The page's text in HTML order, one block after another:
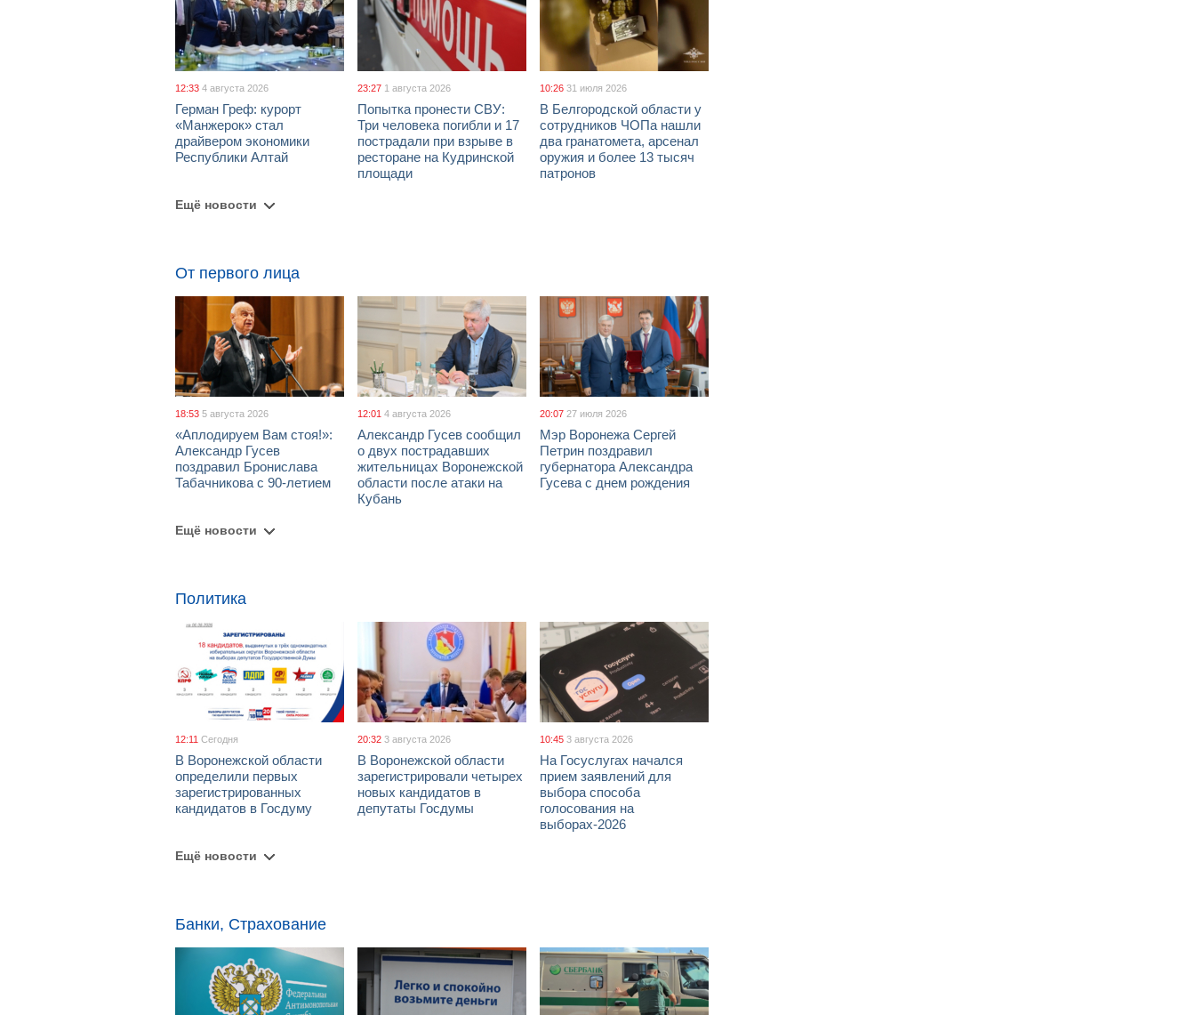
12:33 4 августа 2026
Герман Греф: курорт
«Манжерок» стал
драйвером экономики
Республики Алтай
23:27 1 августа 2026
Попытка пронести СВУ:
Три человека погибли и 17
пострадали при взрыве в
ресторане на Кудринской
площади
10:26 31 июля 2026
В Белгородской области у
сотрудников ЧОПа нашли
два гранатомета, арсенал
оружия и более 13 тысяч
патронов
Ещё новости
От первого лица
18:53 5 августа 2026
«Аплодируем Вам стоя!»:
Александр Гусев
поздравил Бронислава
Табачникова с 90-летием
12:01 4 августа 2026
Александр Гусев сообщил
о двух пострадавших
жительницах Воронежской
области после атаки на
Кубань
20:07 27 июля 2026
Мэр Воронежа Сергей
Петрин поздравил
губернатора Александра
Гусева с днем рождения
Ещё новости
Политика
12:11 Сегодня
В Воронежской области
определили первых
зарегистрированных
кандидатов в Госдуму
20:32 3 августа 2026
В Воронежской области
зарегистрировали четырех
новых кандидатов в
депутаты Госдумы
10:45 3 августа 2026
На Госуслугах начался
прием заявлений для
выбора способа
голосования на
выборах-2026
Ещё новости
Банки, Страхование